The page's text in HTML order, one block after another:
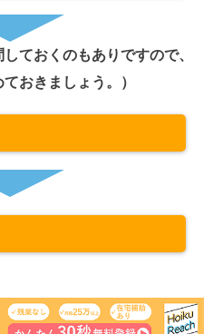
ておくのもありですので、
おきましょう。）